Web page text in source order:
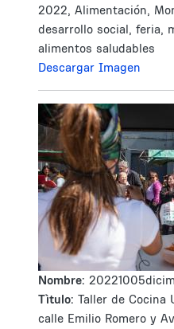
2022, Alimentación,
desarrollo social, feria,
alimentos saludables
Descargar Imagen
Nombre:
Tìtulo: Taller de Cocina
calle Emilio Romero y